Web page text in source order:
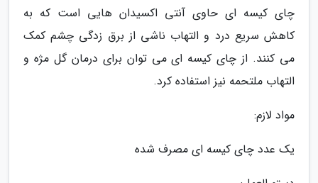
چای کیسه ای حاوی آنتی اکسیدان هایی است که به
کاهش سریع درد و التهاب ناشی از برق زدگی چشم کمک
می کنند. از چای کیسه ای می توان برای درمان گل مژه و
التهاب ملتحمه نیز استفاده کرد.
مواد لازم:
یک عدد چای کیسه ای مصرف شده